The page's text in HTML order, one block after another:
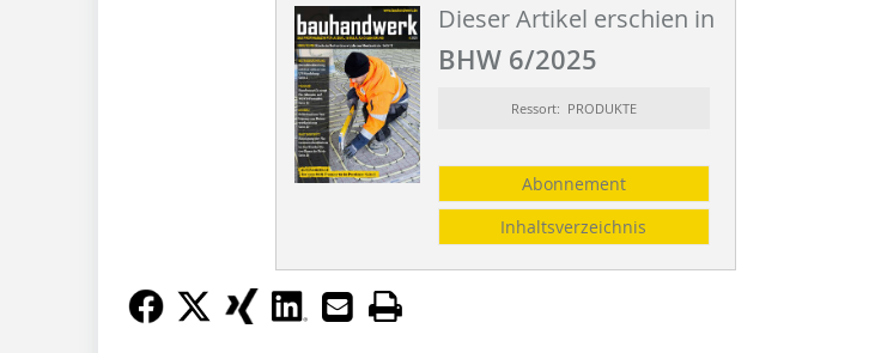
Dieser Artikel erschien in
BHW 6/2025
Ressort: PRODUKTE
Abonnement
Inhaltsverzeichnis